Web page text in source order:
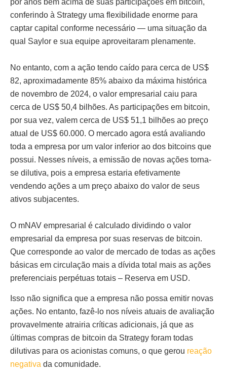
por anos bem acima de suas participações em bitcoin,
conferindo à Strategy uma flexibilidade enorme para
captar capital conforme necessário — uma situação da
qual Saylor e sua equipe aproveitaram plenamente.
No entanto, com a ação tendo caído para cerca de US$
82, aproximadamente 85% abaixo da máxima histórica
de novembro de 2024, o valor empresarial caiu para
cerca de US$ 50,4 bilhões. As participações em bitcoin,
por sua vez, valem cerca de US$ 51,1 bilhões ao preço
atual de US$ 60.000. O mercado agora está avaliando
toda a empresa por um valor inferior ao dos bitcoins que
possui. Nesses níveis, a emissão de novas ações torna-
se dilutiva, pois a empresa estaria efetivamente
vendendo ações a um preço abaixo do valor de seus
ativos subjacentes.
O mNAV empresarial é calculado dividindo o valor
empresarial da empresa por suas reservas de bitcoin.
Que corresponde ao valor de mercado de todas as ações
básicas em circulação mais a dívida total mais as ações
preferenciais perpétuas totais – Reserva em USD.
Isso não significa que a empresa não possa emitir novas
ações. No entanto, fazê-lo nos níveis atuais de avaliação
provavelmente atrairia críticas adicionais, já que as
últimas compras de bitcoin da Strategy foram todas
dilutivas para os acionistas comuns, o que gerou reação
negativa da comunidade.